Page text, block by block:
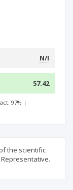
N/I
57.42
97% |
the scientific